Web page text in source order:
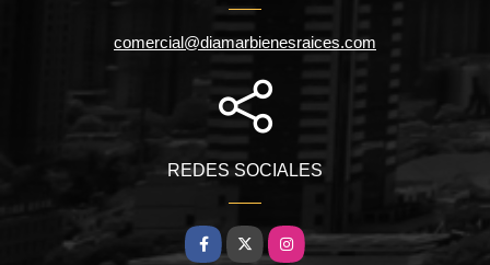
comercial@diamarbienesraices.com
REDES SOCIALES
Facebook
X Instagram